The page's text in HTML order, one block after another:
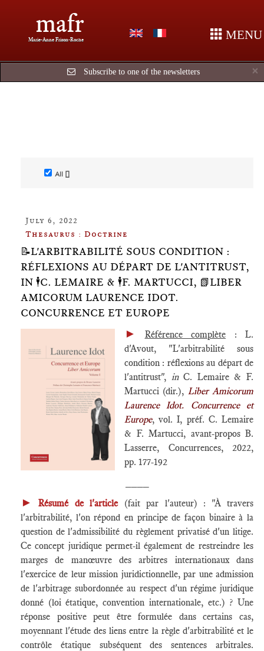
mafr
Marie-Anne Frison-Roche MENU
×
Subscribe to one of the newsletters
All []
July 6, 2022
Thesaurus : Doctrine
📝L'ARBITRABILITÉ SOUS CONDITION :
RÉFLEXIONS AU DÉPART DE L'ANTITRUST,
IN 🕴️C. LEMAIRE & 🕴️F. MARTUCCI, 📗LIBER
AMICORUM LAURENCE IDOT.
CONCURRENCE ET EUROPE
► Référence complète : L.
d'Avout, "L'arbitrabilité sous
condition : réflexions au départ de
l'antitrust", inC. Lemaire & F.
Martucci (dir.), Liber Amicorum
Laurence Idot. Concurrence et
Europe, vol. I, préf. C. Lemaire
& F. Martucci, avant-propos B.
Lasserre, Concurrences, 2022,
pp. 177-192
►Résumé de l'article(fait par l'auteur) : "À travers
l'arbitrabilité, l'on répond en principe de façon binaire à la
question de l'admissibilité du règlement privatisé d'un litige.
Ce concept juridique permet-il également de restreindre les
marges de manœuvre des arbitres internationaux dans
l'exercice de leur mission juridictionnelle, par une admission
de l'arbitrage subordonnée au respect d'un régime juridique
donné (loi étatique, convention internationale, etc.) ? Une
réponse positive peut être formulée dans certains cas,
moyennant l'étude des liens entre la règle d'arbitrabilité et le
contrôle étatique subséquent des sentences arbitrales.